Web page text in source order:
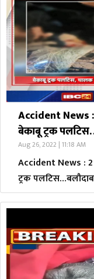
Accident News
बेकाबू ट्रक
Aug 26, 2022 | 11:18 AM
Accident News :
ट्रक